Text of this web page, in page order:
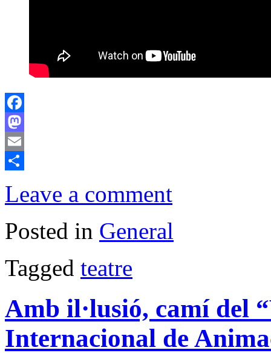
Facebook
Mastodon
Email
Leave a comment
Posted in General
Tagged teatre
Amb il·lusió, camí del
Internacional de